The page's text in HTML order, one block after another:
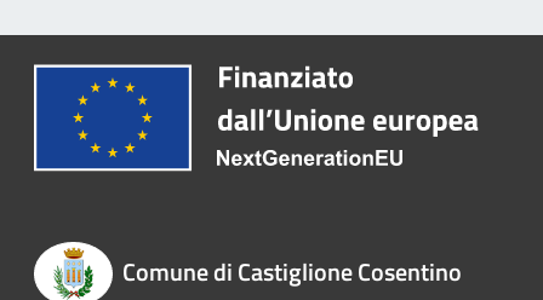
Comune di Castiglione Cosentino